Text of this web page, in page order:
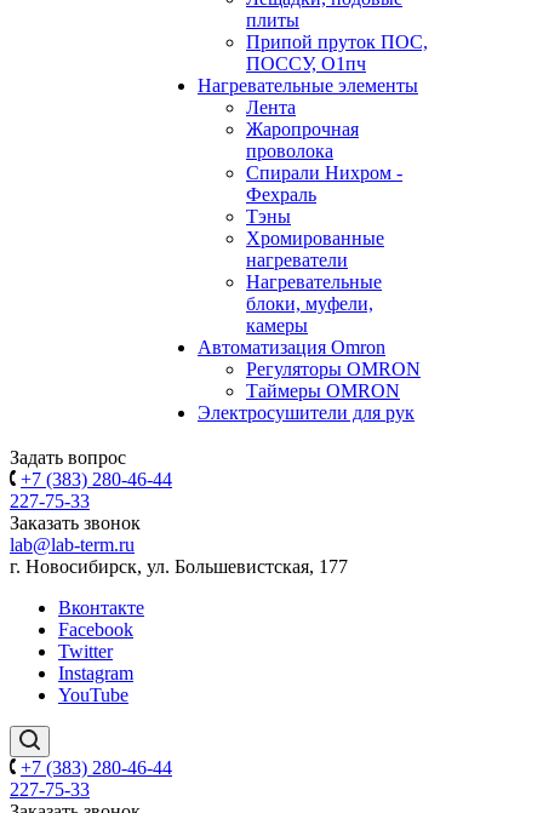
плиты
Припой пруток ПОС,
ПОССУ, О1пч
Нагревательные элементы
Лента
Жаропрочная
проволока
Спирали Нихром -
Фехраль
Тэны
Хромированные
нагреватели
Нагревательные
блоки, муфели,
камеры
Автоматизация Omron
Регуляторы OMRON
Таймеры OMRON
Электросушители для рук
Задать вопрос
+7 (383) 280-46-44
227-75-33
Заказать звонок
lab@lab-term.ru
г. Новосибирск, ул. Большевистская, 177
Вконтакте
Facebook
Twitter
Instagram
YouTube
+7 (383) 280-46-44
227-75-33